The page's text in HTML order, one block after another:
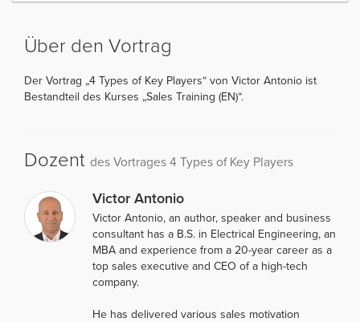
Über den Vortrag
Der Vortrag „4 Types of Key Players“ von Victor Antonio ist
Bestandteil des Kurses „Sales Training (EN)“.
Dozent des Vortrages 4 Types of Key Players
Victor Antonio
Victor Antonio, an author, speaker and business
consultant has a B.S. in Electrical Engineering, an
MBA and experience from a 20-year career as a
top sales executive and CEO of a high-tech
company.
He has delivered various sales motivation